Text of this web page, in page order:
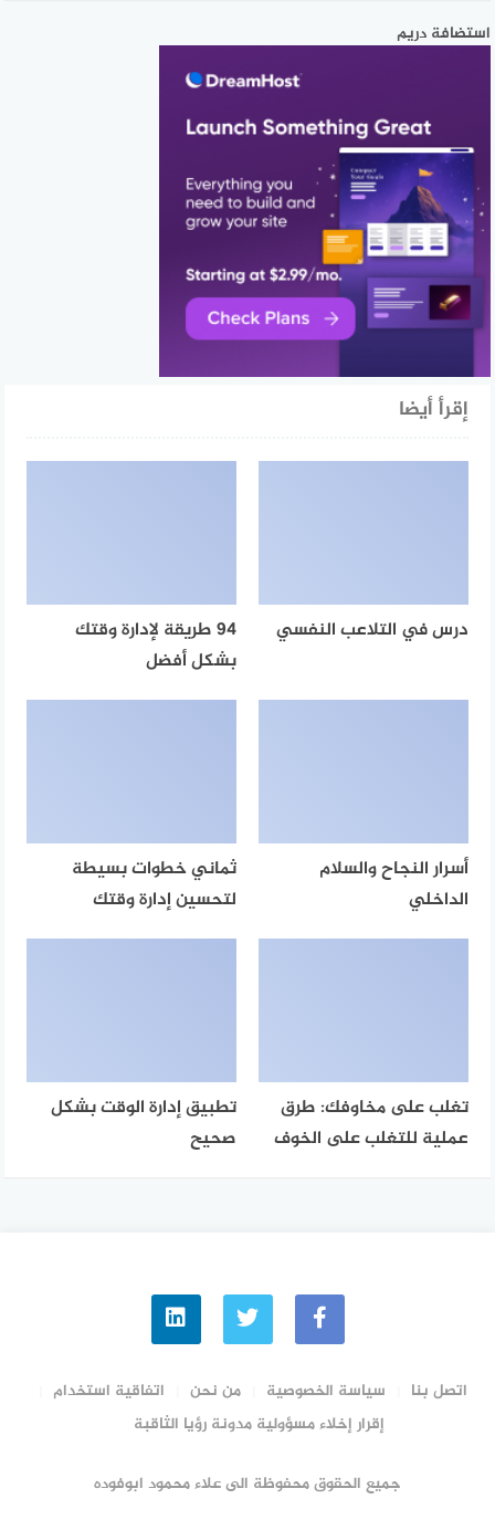
استضافة دريم
إقرأ أيضا
درس في التلاعب النفسي
94 طريقة لإدارة وقتك
بشكل أفضل
أسرار النجاح والسلام
الداخلي
ثماني خطوات بسيطة
لتحسين إدارة وقتك
تغلب على مخاوفك: طرق
عملية للتغلب على الخوف
تطبيق إدارة الوقت بشكل
صحيح
اتصل بنا سياسة الخصوصية من نحن
اتفاقية استخدام
إقرار إخلاء مسؤولية مدونة رؤيا الثاقبة
جميع الحقوق محفوظة الى علاء محمود ابوفوده